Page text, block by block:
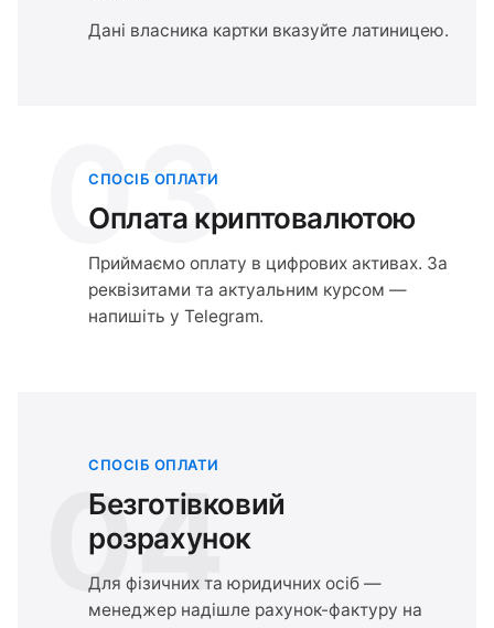
Дані власника картки вказуйте латиницею.
03
СПОСІБ ОПЛАТИ
Оплата криптовалютою
Приймаємо оплату в цифрових активах. За
реквізитами та актуальним курсом —
напишіть у Telegram.
04
СПОСІБ ОПЛАТИ
Безготівковий
розрахунок
Для фізичних та юридичних осіб —
менеджер надішле рахунок-фактуру на